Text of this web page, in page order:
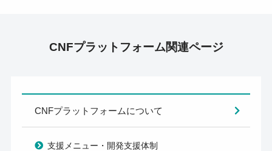
CNFプラットフォーム関連ページ
CNFプラットフォームについて
支援メニュー・開発支援体制